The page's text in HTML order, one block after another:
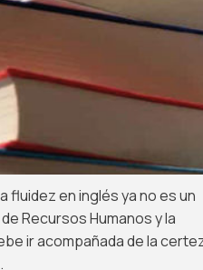
fluidez en inglés ya no es un
Recursos Humanos y la
ir acompañada de la